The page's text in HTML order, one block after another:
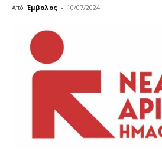
Από Έμβολος - 10/07/2024